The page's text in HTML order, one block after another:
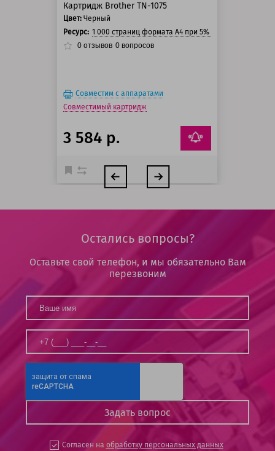
Картридж Brother TN-1075
Цвет: Черный
Ресурс: 1 000 страниц формата А4 при 5% заполнении
0 отзывов 0 вопросов
Совместим с аппаратами
Совместимый картридж
3 584 р.
Остались вопросы?
Оставьте свой телефон, и мы обязательно Вам
перезвоним
Согласен на обработку персональных данных